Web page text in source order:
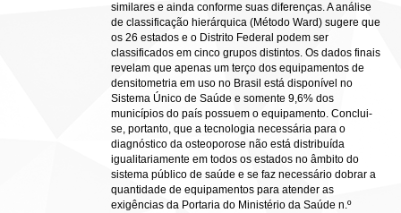
similares e ainda conforme suas diferenças. A análise
de classificação hierárquica (Método Ward) sugere que
os 26 estados e o Distrito Federal podem ser
classificados em cinco grupos distintos. Os dados finais
revelam que apenas um terço dos equipamentos de
densitometria em uso no Brasil está disponível no
Sistema Único de Saúde e somente 9,6% dos
municípios do país possuem o equipamento. Conclui-
se, portanto, que a tecnologia necessária para o
diagnóstico da osteoporose não está distribuída
igualitariamente em todos os estados no âmbito do
sistema público de saúde e se faz necessário dobrar a
quantidade de equipamentos para atender as
exigências da Portaria do Ministério da Saúde n.º